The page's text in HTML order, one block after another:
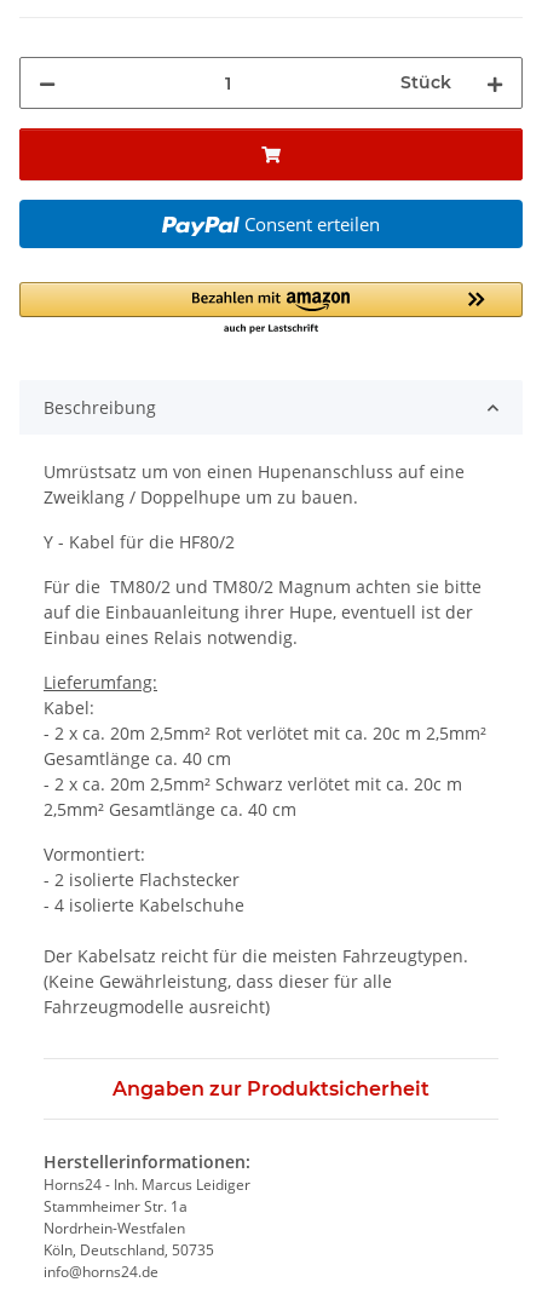
Stück
Consent erteilen
Beschreibung
Umrüstsatz um von einen Hupenanschluss auf eine
Zweiklang / Doppelhupe um zu bauen.
Y - Kabel für die HF80/2
Für die TM80/2 und TM80/2 Magnum achten sie bitte
auf die Einbauanleitung ihrer Hupe, eventuell ist der
Einbau eines Relais notwendig.
Lieferumfang:
Kabel:
- 2 x ca. 20m 2,5mm² Rot verlötet mit ca. 20c m 2,5mm²
Gesamtlänge ca. 40 cm
- 2 x ca. 20m 2,5mm² Schwarz verlötet mit ca. 20c m
2,5mm² Gesamtlänge ca. 40 cm
Vormontiert:
- 2 isolierte Flachstecker
- 4 isolierte Kabelschuhe
Der Kabelsatz reicht für die meisten Fahrzeugtypen.
(Keine Gewährleistung, dass dieser für alle
Fahrzeugmodelle ausreicht)
Angaben zur Produktsicherheit
Herstellerinformationen:
Horns24 - Inh. Marcus Leidiger
Stammheimer Str. 1a
Nordrhein-Westfalen
Köln, Deutschland, 50735
info@horns24.de